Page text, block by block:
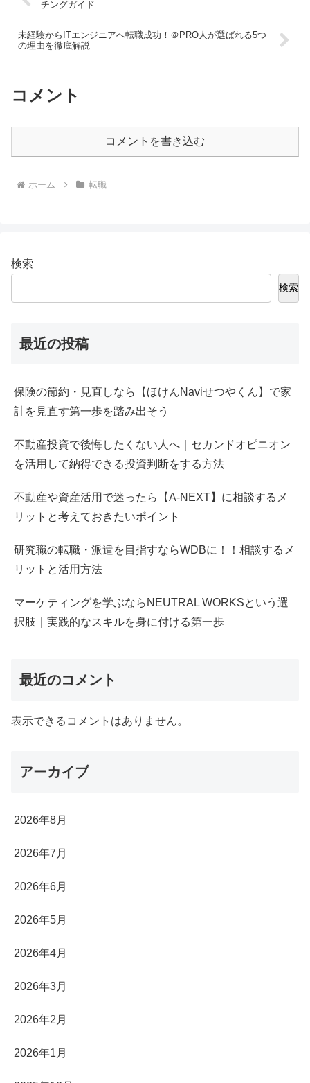
チングガイド
未経験からITエンジニアへ転職成功！＠PRO人が選ばれる5つ
の理由を徹底解説
コメント
コメントを書き込む
ホーム 転職
検索
検索
最近の投稿
保険の節約・見直しなら【ほけんNaviせつやくん】で家
計を見直す第一歩を踏み出そう
不動産投資で後悔したくない人へ｜セカンドオピニオン
を活用して納得できる投資判断をする方法
不動産や資産活用で迷ったら【A-NEXT】に相談するメ
リットと考えておきたいポイント
研究職の転職・派遣を目指すならWDBに！！相談するメ
リットと活用方法
マーケティングを学ぶならNEUTRAL WORKSという選
択肢｜実践的なスキルを身に付ける第一歩
最近のコメント
表示できるコメントはありません。
アーカイブ
2026年8月
2026年7月
2026年6月
2026年5月
2026年4月
2026年3月
2026年2月
2026年1月